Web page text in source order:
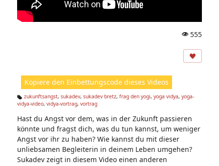
ic
n:
555
Kopiere den Einbettungscode dieses Videos
Ta
s:
zukunftsangst, sukadev, sukadev bretz, frag den yogi, yoga vidya, yoga-
vidya-video, vidya-vortrag, vortrag
Hast du Angst vor dem, was in der Zukunft passieren
könnte und fragst dich, was du tun kannst, um weniger
Angst vor ihr zu haben? Wie kannst du mit dieser
unliebsamen Begleiterin in deinem Leben umgehen?
Sukadev zeigt in diesem Video einen anderen